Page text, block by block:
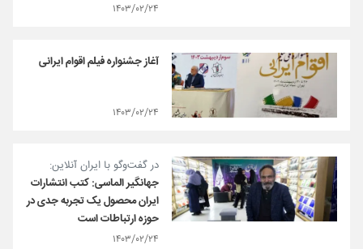
۱۴۰۳/۰۲/۲۴
آغاز جشنواره فیلم اقوام ایرانی
۱۴۰۳/۰۲/۲۴
در گفت‌وگو با ایران آنلاین:
جهانگیر الماسی: کتب انتشارات
ایران محصول یک تجربه جدی در
حوزه ارتباطات است
۱۴۰۳/۰۲/۲۴